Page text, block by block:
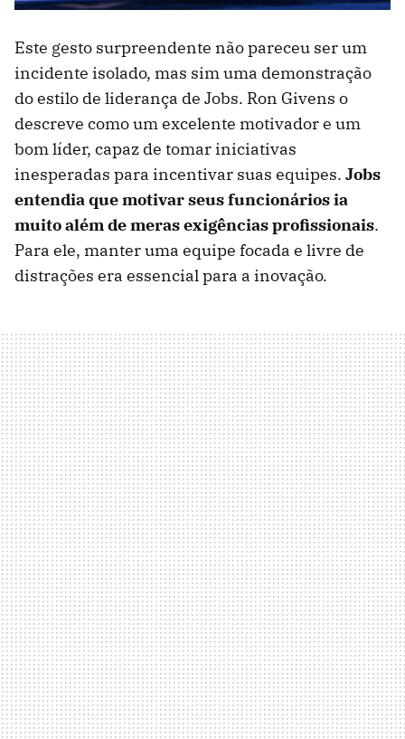
Este gesto surpreendente não pareceu ser um
incidente isolado, mas sim uma demonstração
do estilo de liderança de Jobs. Ron Givens o
descreve como um excelente motivador e um
bom líder, capaz de tomar iniciativas
inesperadas para incentivar suas equipes. Jobs
entendia que motivar seus funcionários ia
muito além de meras exigências profissionais.
Para ele, manter uma equipe focada e livre de
distrações era essencial para a inovação.